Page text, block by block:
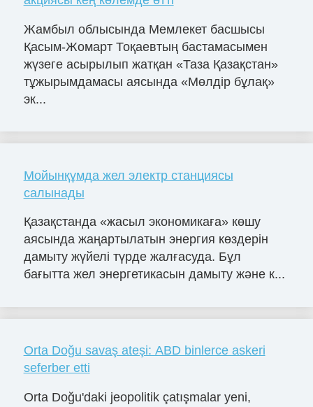
Жамбыл облысында Мемлекет басшысы
Қасым-Жомарт Тоқаевтың бастамасымен
жүзеге асырылып жатқан «Таза Қазақстан»
тұжырымдамасы аясында «Мөлдір бұлақ»
эк...
Мойынқұмда жел электр станциясы
салынады
Қазақстанда «жасыл экономикаға» көшу
аясында жаңартылатын энергия көздерін
дамыту жүйелі түрде жалғасуда. Бұл
бағытта жел энергетикасын дамыту және к...
Orta Doğu savaş ateşi: ABD binlerce askeri
seferber etti
Orta Doğu'daki jeopolitik çatışmalar yeni,